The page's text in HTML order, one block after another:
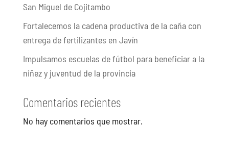
San Miguel de Cojitambo
Fortalecemos la cadena productiva de la caña con
entrega de fertilizantes en Javín
Impulsamos escuelas de fútbol para beneficiar a la
niñez y juventud de la provincia
Comentarios recientes
No hay comentarios que mostrar.